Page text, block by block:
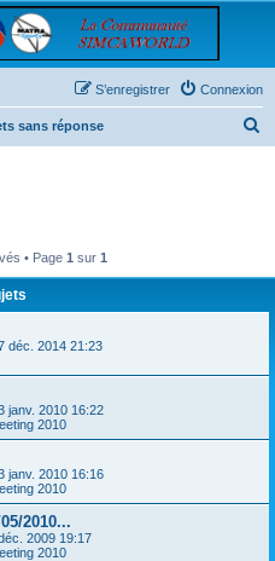
Connexion
S’enregistrer
sans réponse
• Page 1 sur 1
déc. 2014 21:23
janv. 2010 16:22
2010
janv. 2010 16:16
2010
2010...
2009 19:17
2010